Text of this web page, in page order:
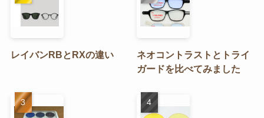
レイバンRBとRXの違い
ネオコントラストとトライ
ガードを比べてみました